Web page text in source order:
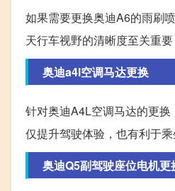
如果需要更换奥迪A6的雨刷
天行车视野的清晰度至关重要
奥迪a4l空调马达更换
针对奥迪A4L空调马达的更
仅提升驾驶体验，也有利于乘
奥迪Q5副驾驶座位电机更